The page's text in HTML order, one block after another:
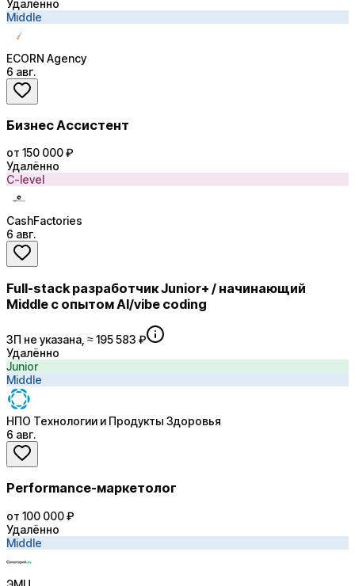
Удалённо
Middle
ECORN Agency
6 авг.
Бизнес Ассистент
от 150 000 ₽
Удалённо
C-level
CashFactories
6 авг.
Full-stack разработчик Junior+ / начинающий
Middle с опытом AI/vibe coding
ЗП не указана, ≈ 195 583 ₽
Удалённо
Junior
Middle
НПО Технологии и Продукты Здоровья
6 авг.
Performance-маркетолог
от 100 000 ₽
Удалённо
Middle